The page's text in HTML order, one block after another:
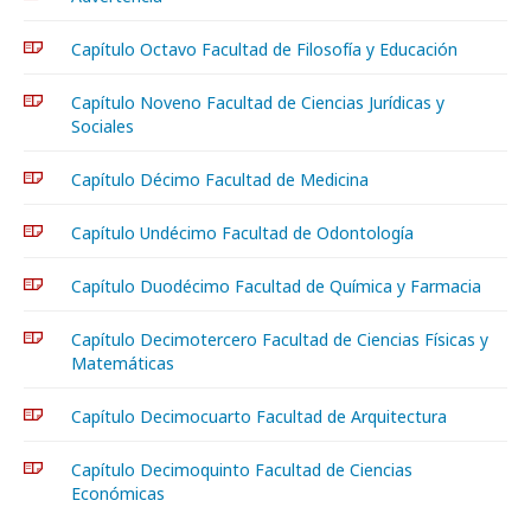
Capítulo Octavo Facultad de Filosofía y Educación
Capítulo Noveno Facultad de Ciencias Jurídicas y
Sociales
Capítulo Décimo Facultad de Medicina
Capítulo Undécimo Facultad de Odontología
Capítulo Duodécimo Facultad de Química y Farmacia
Capítulo Decimotercero Facultad de Ciencias Físicas y
Matemáticas
Capítulo Decimocuarto Facultad de Arquitectura
Capítulo Decimoquinto Facultad de Ciencias
Económicas